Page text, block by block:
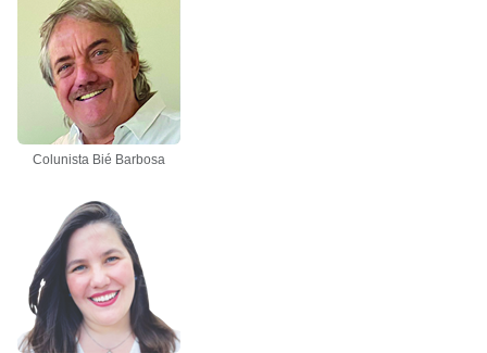
Colunista Bié Barbosa